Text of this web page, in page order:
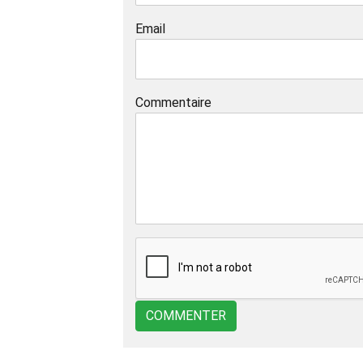
Email
Commentaire
COMMENTER